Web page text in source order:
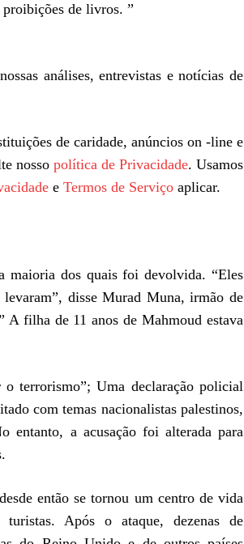
proibições de livros. ”
análises, entrevistas e notícias de
de caridade, anúncios on -line e
nosso política de Privacidade. Usamos
e Termos de Serviço aplicar.
maioria dos quais foi devolvida. “Eles
disse Murad Muna, irmão de
A filha de 11 anos de Mahmoud estava
terrorismo”; Uma declaração policial
com temas nacionalistas palestinos,
a acusação foi alterada para
então se tornou um centro de vida
turistas. Após o ataque, dezenas de